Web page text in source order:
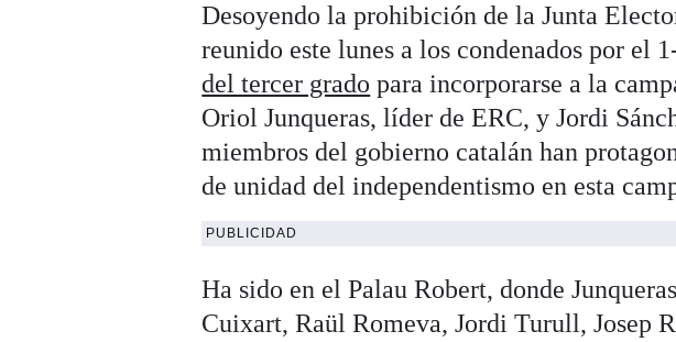
Desoyendo la prohibición de la Junta
reunido este lunes a los condenados por el
del tercer grado para incorporarse a la
Oriol Junqueras, líder de ERC, y Jordi
miembros del gobierno catalán han
de unidad del independentismo en esta
PUBLICIDAD
Ha sido en el Palau Robert, donde
Cuixart, Raül Romeva, Jordi Turull, Josep